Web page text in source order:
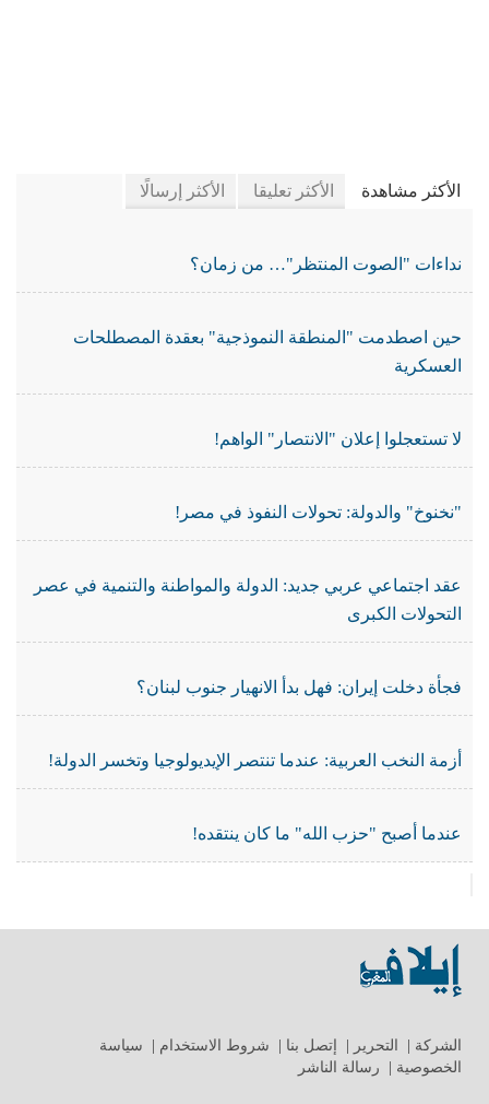
الأكثر مشاهدة الأكثر تعليقا الأكثر إرسالًا
نداءات "الصوت المنتظر"… من زمان؟
حين اصطدمت "المنطقة النموذجية" بعقدة المصطلحات
العسكرية
لا تستعجلوا إعلان "الانتصار" الواهم!
"نخنوخ" والدولة: تحولات النفوذ في مصر!
عقد اجتماعي عربي جديد: الدولة والمواطنة والتنمية في عصر
التحولات الكبرى
فجأة دخلت إيران: فهل بدأ الانهيار جنوب لبنان؟
أزمة النخب العربية: عندما تنتصر الإيديولوجيا وتخسر الدولة!
عندما أصبح "حزب الله" ما كان ينتقده!
الشركة التحرير إتصل بنا شروط الاستخدام
سياسة
الخصوصية
رسالة الناشر